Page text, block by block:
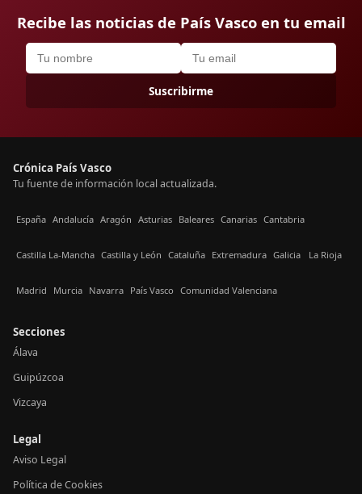
Recibe las noticias de País Vasco en tu email
Suscribirme
Crónica País Vasco
Tu fuente de información local actualizada.
España Andalucía Aragón Asturias Baleares Canarias Cantabria
Castilla La-Mancha Castilla y León Cataluña Extremadura Galicia La Rioja
Madrid Murcia Navarra País Vasco Comunidad Valenciana
Secciones
Álava
Guipúzcoa
Vizcaya
Legal
Aviso Legal
Política de Cookies